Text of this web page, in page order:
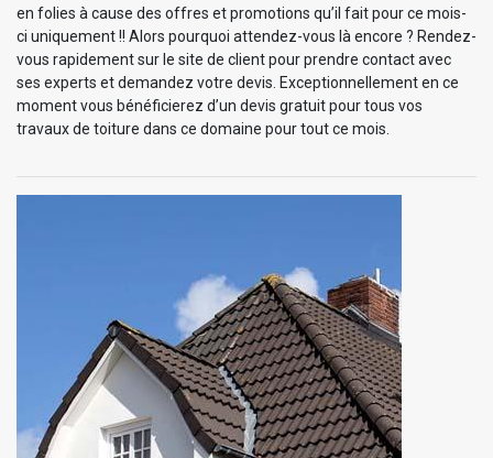
en folies à cause des offres et promotions qu’il fait pour ce mois-
ci uniquement !! Alors pourquoi attendez-vous là encore ? Rendez-
vous rapidement sur le site de client pour prendre contact avec
ses experts et demandez votre devis. Exceptionnellement en ce
moment vous bénéficierez d’un devis gratuit pour tous vos
travaux de toiture dans ce domaine pour tout ce mois.